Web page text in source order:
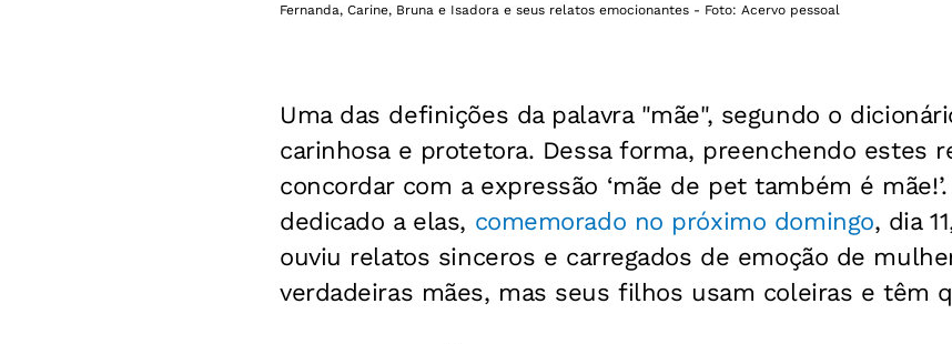
Fernanda, Carine, Bruna e Isadora e seus relatos emocionantes - Foto: Acervo pessoal
Uma das definições da palavra "mãe", segundo o
carinhosa e protetora. Dessa forma, preenchendo estes
concordar com a expressão ‘mãe de pet também é
dedicado a elas, comemorado no próximo domingo, dia
ouviu relatos sinceros e carregados de emoção de
verdadeiras mães, mas seus filhos usam coleiras e têm